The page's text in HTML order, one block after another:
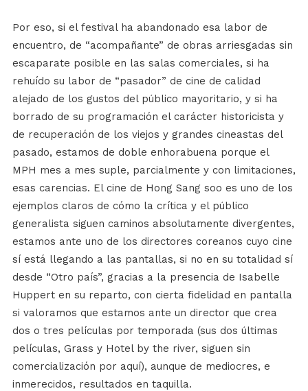
Por eso, si el festival ha abandonado esa labor de
encuentro, de “acompañante” de obras arriesgadas sin
escaparate posible en las salas comerciales, si ha
rehuído su labor de “pasador” de cine de calidad
alejado de los gustos del público mayoritario, y si ha
borrado de su programación el carácter historicista y
de recuperación de los viejos y grandes cineastas del
pasado, estamos de doble enhorabuena porque el
MPH mes a mes suple, parcialmente y con limitaciones,
esas carencias. El cine de Hong Sang soo es uno de los
ejemplos claros de cómo la crítica y el público
generalista siguen caminos absolutamente divergentes,
estamos ante uno de los directores coreanos cuyo cine
sí está llegando a las pantallas, si no en su totalidad sí
desde “Otro país”, gracias a la presencia de Isabelle
Huppert en su reparto, con cierta fidelidad en pantalla
si valoramos que estamos ante un director que crea
dos o tres películas por temporada (sus dos últimas
películas, Grass y Hotel by the river, siguen sin
comercialización por aquí), aunque de mediocres, e
inmerecidos, resultados en taquilla.